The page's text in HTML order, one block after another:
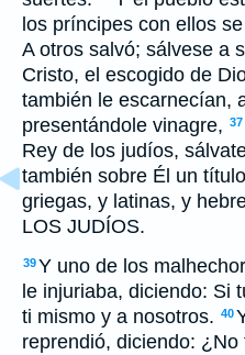
los príncipes con ellos
A otros salvó; sálvese a
Cristo, el escogido de
también le escarnecían,
presentándole vinagre, 37
Rey de los judíos,
también sobre Él un
griegas, y latinas, y
LOS JUDÍOS.
39Y uno de los
le injuriaba, diciendo: Si
ti mismo y a nosotros. 40
reprendió, diciendo: